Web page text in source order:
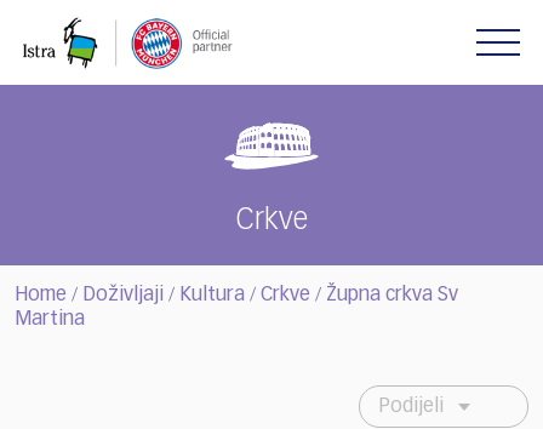
note:
Crkve
Home / Doživljaji / Kultura / Crkve / Župna crkva Sv
Martina
Podijeli